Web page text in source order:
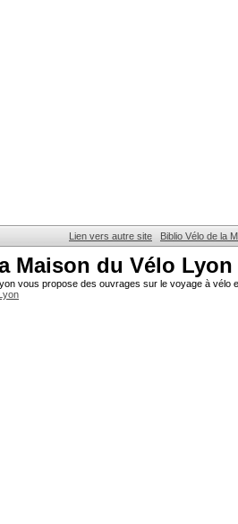
Lien vers autre site Biblio Vélo de la
Maison du Vélo Lyon
vous propose des ouvrages sur le voyage à